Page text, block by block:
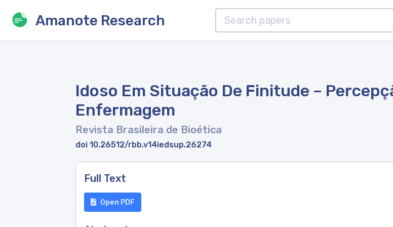
Amanote Research
Idoso Em Situação De Finitude –
Enfermagem
Revista Brasileira de Bioética
doi 10.26512/rbb.v14iedsup.26274
Full Text
Open PDF